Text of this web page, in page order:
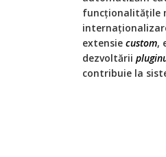
funcționalitățile
extensie custom,
dezvoltării
contribuie la